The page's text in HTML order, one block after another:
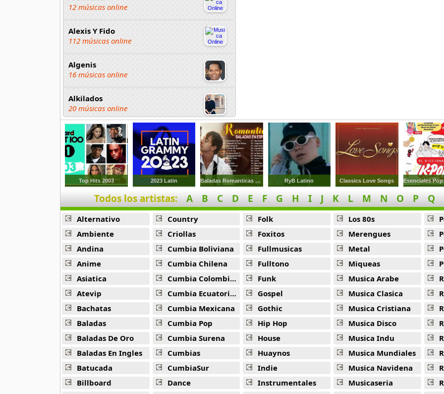
12 músicas online
Alexis Y Fido
112 músicas online
Algenis
16 músicas online
Alkilados
20 músicas online
Andy Boy
42 músicas online
Angel Olmos
9 músicas online
Anonimus
20 músicas online
Anton La Voz De Oro
10 músicas online
Anuel Aa
257 músicas online
Arcangel
416 músicas online
Arcangel Y De La Ghetto
101 músicas online
Arthur
4 músicas online
Top Hits 2003 2023 Latin Baladas Romanticas En Espanol De Los 60s 70s 80 RyB Latino Classics Love Songs
Todos los artistas: A B C D E F G H I J K L M N O P Q
Alternativo
Ambiente
Andina
Anime
Asiatica
Atevip
Bachatas
Baladas
Baladas De Oro
Baladas En Ingles
Batucada
Billboard
Country
Criollas
Cumbia Boliviana
Cumbia Chilena
Cumbia Colombiana
Cumbia Ecuatoriana
Cumbia Mexicana
Cumbia Pop
Cumbia Surena
Cumbias
CumbiaSur
Dance
Folk
Foxitos
Fullmusicas
Fulltono
Funk
Gospel
Gothic
Hip Hop
House
Huaynos
Indie
Instrumentales
Los 80s
Merengues
Metal
Miqueas
Musica Arabe
Musica Clasica
Musica Cristiana
Musica Disco
Musica Indu
Musica Mundiales
Musica Navidena
Musicaseria